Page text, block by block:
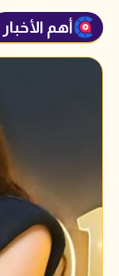
أهم الأخبار